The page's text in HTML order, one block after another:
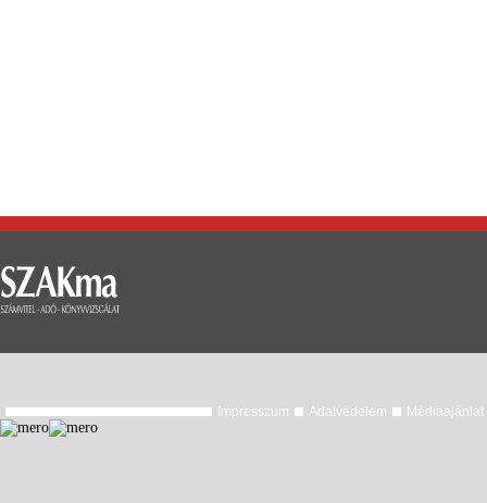
Impresszum Adatvédelem Médiaajánlat